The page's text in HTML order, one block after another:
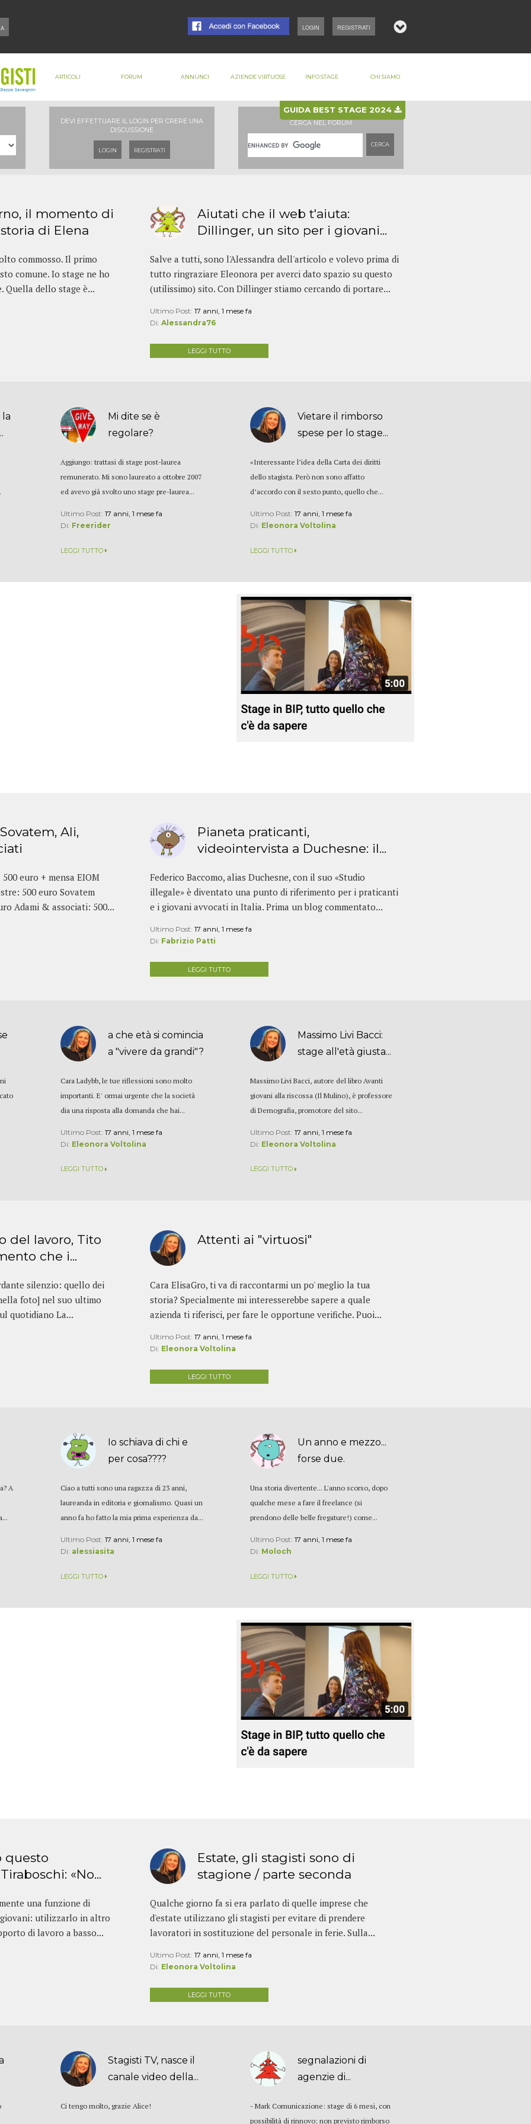
REGISTRATI
LOGIN
GUIDA BEST STAGE 2024
ARTICOLI FORUM ANNUNCI AZIENDE VIRTUOSE INFO STAGE CHI SIAMO
DEVI EFFETTUARE IL LOGIN PER CRERE UNA
DISCUSSIONE
LOGIN REGISTRATI
CERCA NEL FORUM
CERCA
il momento di
di Elena
commosso. Il primo
comune. Io stage ne ho
Quella dello stage è...
Aiutati che il web t'aiuta:
Dillinger, un sito per i giovani...
Salve a tutti, sono l'Alessandra dell'articolo e volevo prima di
tutto ringraziare Eleonora per averci dato spazio su questo
(utilissimo) sito. Con Dillinger stiamo cercando di portare...
Ultimo Post: 17 anni, 1 mese fa
Di: Alessandra76
LEGGI TUTTO
la
Mi dite se è
regolare?
Aggiungo: trattasi di stage post-laurea
remunerato. Mi sono laureato a ottobre 2007
ed avevo già svolto uno stage pre-laurea...
Ultimo Post:17 anni, 1 mese fa
Di: Freerider
LEGGI TUTTO
Vietare il rimborso
spese per lo stage...
«Interessante l’idea della Carta dei diritti
dello stagista. Però non sono affatto
d’accordo con il sesto punto, quello che...
Ultimo Post:17 anni, 1 mese fa
Di: Eleonora Voltolina
LEGGI TUTTO
Ali,
euro + mensa EIOM
500 euro Sovatem
Adami & associati: 500...
Pianeta praticanti,
videointervista a Duchesne: il...
Federico Baccomo, alias Duchesne, con il suo «Studio
illegale» è diventato una punto di riferimento per i praticanti
e i giovani avvocati in Italia. Prima un blog commentato...
Ultimo Post: 17 anni, 1 mese fa
Di: Fabrizio Patti
LEGGI TUTTO
a che età si comincia
a "vivere da grandi"?
Cara Ladybb, le tue riflessioni sono molto
importanti. E' ormai urgente che la società
dia una risposta alla domanda che hai...
Ultimo Post:17 anni, 1 mese fa
Di: Eleonora Voltolina
LEGGI TUTTO
Massimo Livi Bacci:
stage all'età giusta...
Massimo Livi Bacci, autore del libro Avanti
giovani alla riscossa (Il Mulino), è professore
di Demografia, promotore del sito...
Ultimo Post:17 anni, 1 mese fa
Di: Eleonora Voltolina
LEGGI TUTTO
del lavoro, Tito
che i...
silenzio: quello dei
foto] nel suo ultimo
quotidiano La...
Attenti ai "virtuosi"
Cara ElisaGro, ti va di raccontarmi un po' meglio la tua
storia? Specialmente mi interesserebbe sapere a quale
azienda ti riferisci, per fare le opportune verifiche. Puoi...
Ultimo Post: 17 anni, 1 mese fa
Di: Eleonora Voltolina
LEGGI TUTTO
A
Io schiava di chi e
per cosa????
Ciao a tutti sono una ragazza di 23 anni,
laureanda in editoria e giornalismo. Quasi un
anno fa ho fatto la mia prima esperienza da...
Ultimo Post:17 anni, 1 mese fa
Di: alessiasita
LEGGI TUTTO
Un anno e mezzo...
forse due.
Una storia divertente... L'anno scorso, dopo
qualche mese a fare il freelance (si
prendono delle belle fregature!) come...
Ultimo Post:17 anni, 1 mese fa
Di: Moloch
LEGGI TUTTO
questo
«No...
una funzione di
utilizzarlo in altro
di lavoro a basso...
Estate, gli stagisti sono di
stagione / parte seconda
Qualche giorno fa si era parlato di quelle imprese che
d'estate utilizzano gli stagisti per evitare di prendere
lavoratori in sostituzione del personale in ferie. Sulla...
Ultimo Post: 17 anni, 1 mese fa
Di: Eleonora Voltolina
LEGGI TUTTO
Stagisti TV, nasce il
canale video della...
Ci tengo molto, grazie Alice!
segnalazioni di
agenzie di...
- Mark Comunicazione: stage di 6 mesi, con
possibilità di rinnovo; non previsto rimborso